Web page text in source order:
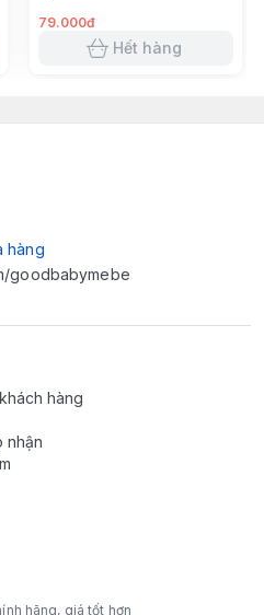
79.000đ
Hết hàng
hàng
goodbabymebe
hàng
nhận
hãng, giá tốt hơn